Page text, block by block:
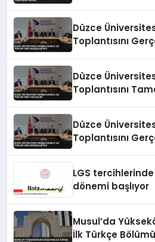
Düzce
Toplantısını
Düzce
Toplantısını
Düzce
Toplantısını
LGS
dönemi başlıyor
Musul’da
İlk Türkçe Bölümü